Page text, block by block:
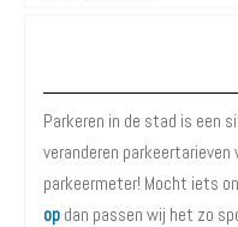
Parkeren in de stad is een
veranderen parkeertarieven
parkeermeter! Mocht iets
op dan passen wij het zo